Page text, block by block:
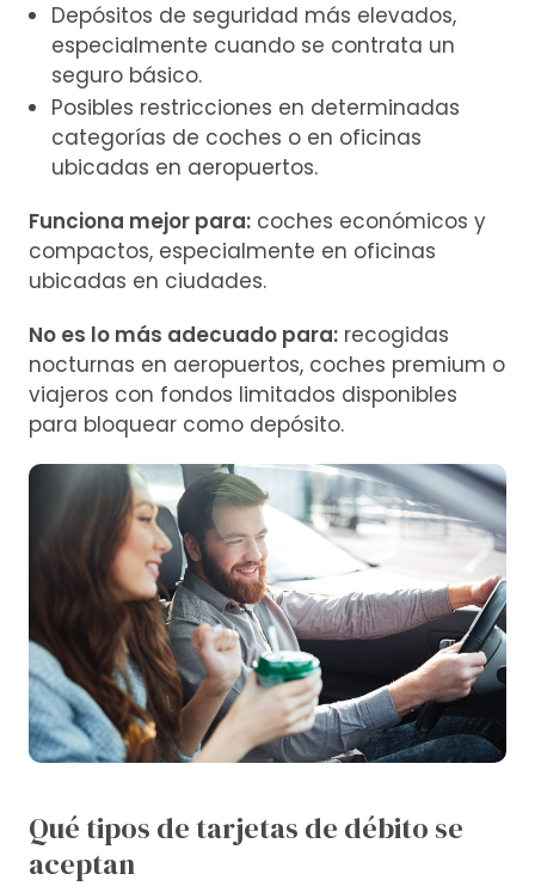
Depósitos de seguridad más elevados,
especialmente cuando se contrata un
seguro básico.
Posibles restricciones en determinadas
categorías de coches o en oficinas
ubicadas en aeropuertos.
Funciona mejor para: coches económicos y
compactos, especialmente en oficinas
ubicadas en ciudades.
No es lo más adecuado para: recogidas
nocturnas en aeropuertos, coches premium o
viajeros con fondos limitados disponibles
para bloquear como depósito.
Qué tipos de tarjetas de débito se
aceptan